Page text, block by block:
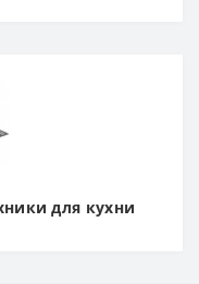
для кухни